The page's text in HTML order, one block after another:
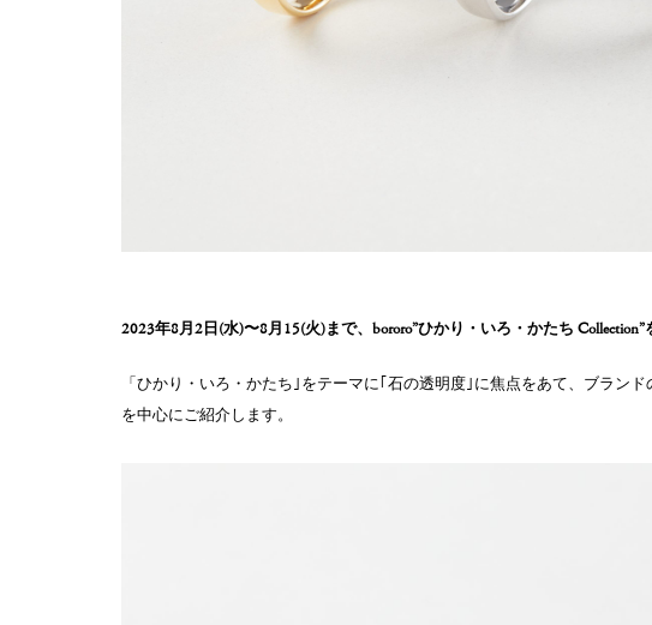
2023年8月2日 (水)〜8月15(火)まで、bororo”ひかり・いろ・かたち Collection”
「ひかり・いろ・かたち｣をテーマに｢石の透明度｣に焦点をあて、ブラン
を中心にご紹介します。